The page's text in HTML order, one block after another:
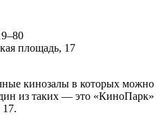
площадь, 17
кинозалы в которых можно
из таких — это «КиноПарк»
17.